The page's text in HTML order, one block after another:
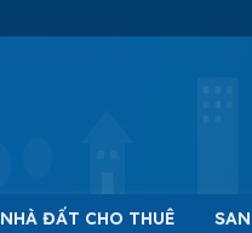
NHÀ ĐẤT CHO THUÊ